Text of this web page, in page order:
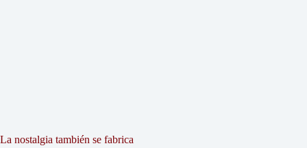
La nostalgia también se fabrica